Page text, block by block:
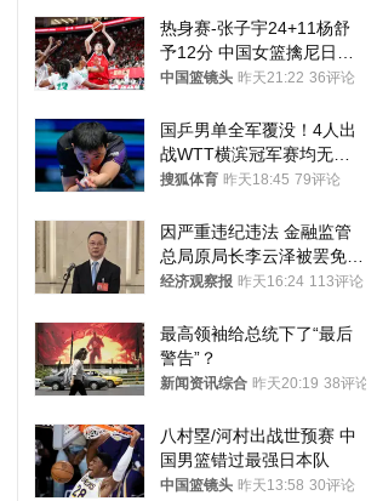
热身赛-张子宇24+11杨舒
予12分 中国女篮擒尼日利
亚
中国篮镜头 昨天21:22 36评论
国乒男单全军覆没！4人出
战WTT横滨冠军赛均无缘
八强
搜狐体育 昨天18:45 79评论
因严重违纪违法 金融监管
总局原局长李云泽被罢免全
国人大代表
经济观察报 昨天16:24 113评论
最高领袖给总统下了“最后
警告”？
新闻资讯综合 昨天20:19 38评论
八村塁/河村出战世预赛 中
国男篮错过最强日本队
中国篮镜头 昨天13:58 30评论